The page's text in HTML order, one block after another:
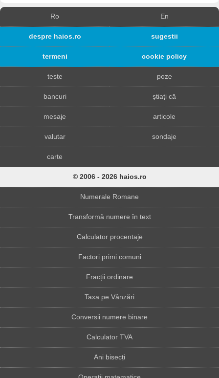
Ro En
despre haios.ro sugestii
termeni cookie policy
teste poze
bancuri știați că
mesaje articole
valutar sondaje
carte
© 2006 - 2026 haios.ro
Numerale Romane
Transformă numere în text
Calculator procentaje
Factori primi comuni
Fracții ordinare
Taxa pe Vânzări
Conversii numere binare
Calculator TVA
Ani bisecți